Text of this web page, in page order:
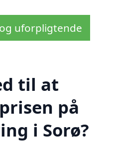
uforpligtende
til at
på
i Sorø?